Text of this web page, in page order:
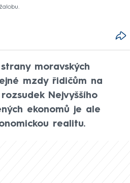
moravských
mzdy řidičům na
Nejvyššího
ekonomů je ale
realitu.